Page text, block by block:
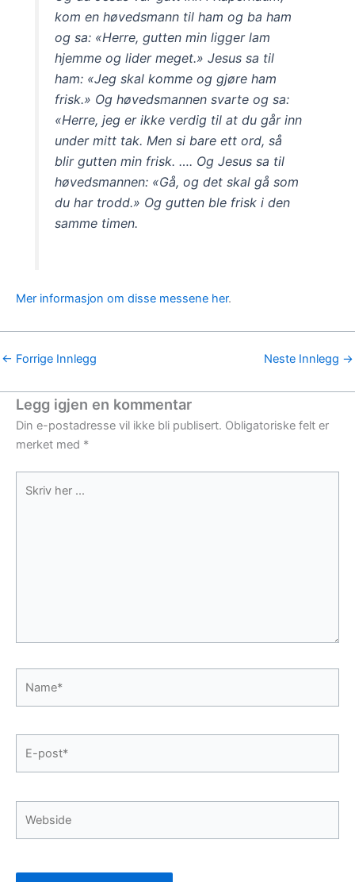
kom en høvedsmann til ham og ba ham
og sa: «Herre, gutten min ligger lam
hjemme og lider meget.» Jesus sa til
ham: «Jeg skal komme og gjøre ham
frisk.» Og høvedsmannen svarte og sa:
«Herre, jeg er ikke verdig til at du går inn
under mitt tak. Men si bare ett ord, så
blir gutten min frisk. …. Og Jesus sa til
høvedsmannen: «Gå, og det skal gå som
du har trodd.» Og gutten ble frisk i den
samme timen.
Mer informasjon om disse messene her.
← Forrige Innlegg Neste Innlegg →
Legg igjen en kommentar
Din e-postadresse vil ikke bli publisert. Obligatoriske felt er
merket med *
her
post*